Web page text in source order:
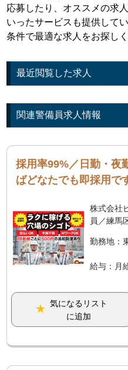
応募したり、オススメの求
いったサービスも提供して
条件で最適な求人をお探しく
最近閲覧した求人
関連警備員求人情報
採用率99%／日勤・夜
ばどなたでも即採用で
株式会社
員／練馬
勤務地：
給与：月
気になるリスト
に追加